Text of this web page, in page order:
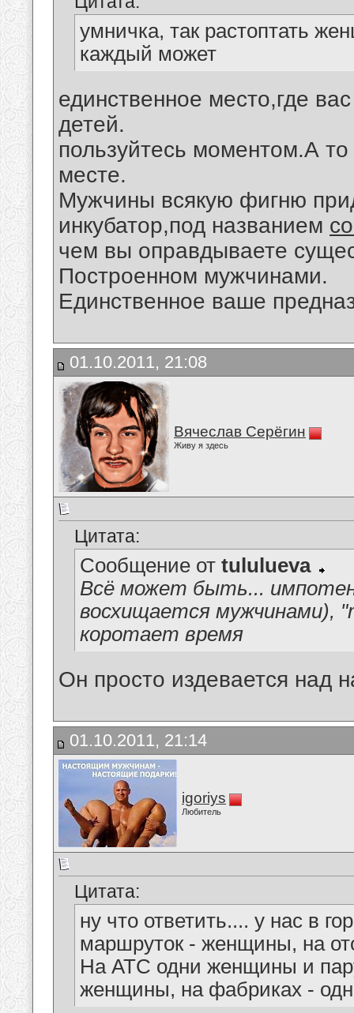
умничка, так растоптать
каждый может
единственное место,где
детей.
пользуйтесь моментом.А
месте.
Мужчины всякую фигню
инкубатор,под названием
чем вы оправдываете
Построенном мужчинами.
Единственное ваше
01.10.2011, 21:08
Вячеслав Серёгин
Живу я здесь
Цитата:
Сообщение от tululueva
Всё может быть...
восхищается мужчинами),
коротает время
Он просто издевается над
01.10.2011, 21:14
igoriys
Любитель
Цитата:
ну что ответить.... у нас в
маршруток - женщины, на
На АТС одни женщины и
женщины, на фабриках -